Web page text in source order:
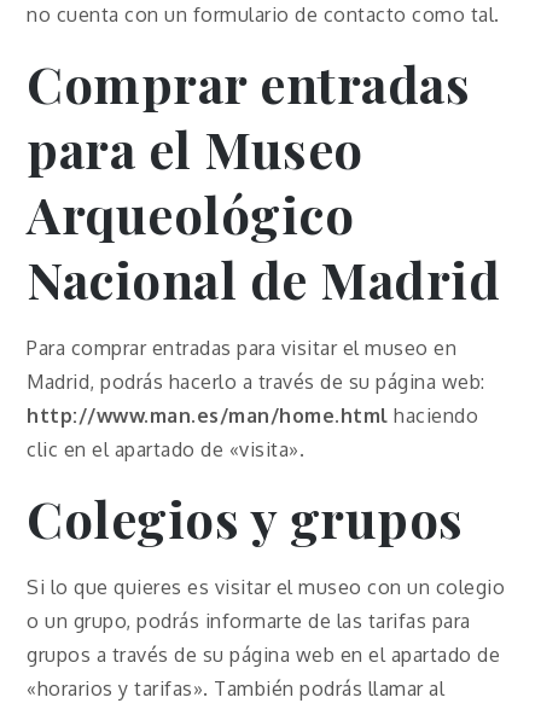
no cuenta con un formulario de contacto como tal.
Comprar entradas
para el Museo
Arqueológico
Nacional de Madrid
Para comprar entradas para visitar el museo en
Madrid, podrás hacerlo a través de su página web:
http://www.man.es/man/home.html haciendo
clic en el apartado de «visita».
Colegios y grupos
Si lo que quieres es visitar el museo con un colegio
o un grupo, podrás informarte de las tarifas para
grupos a través de su página web en el apartado de
«horarios y tarifas». También podrás llamar al